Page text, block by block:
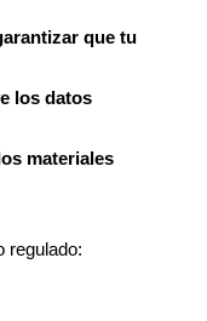
que tu
los datos
materiales
regulado: